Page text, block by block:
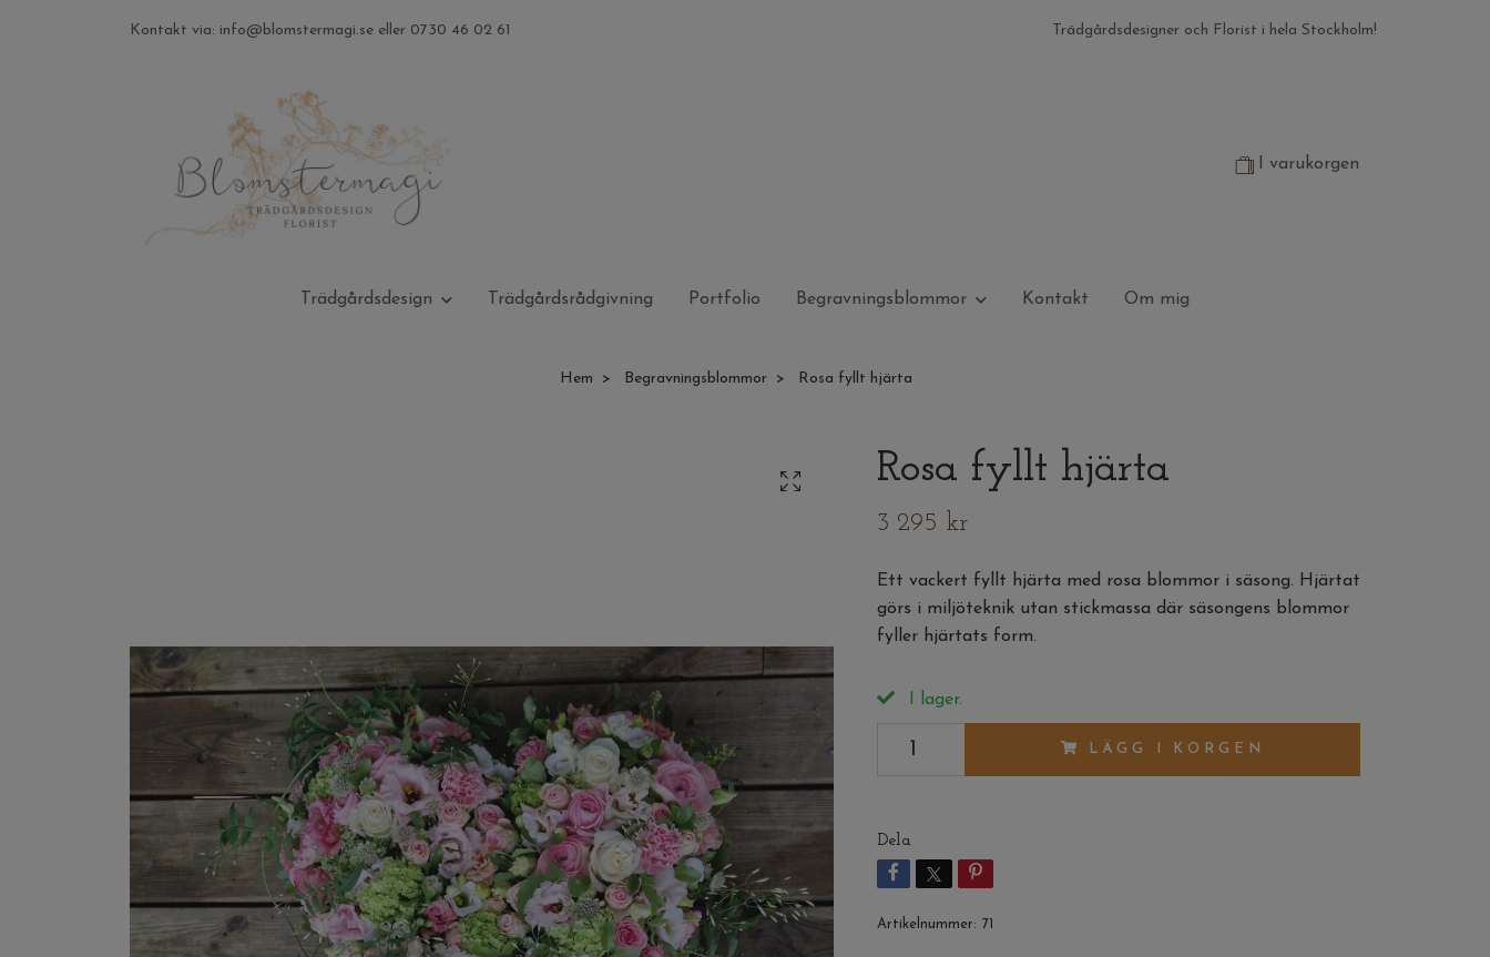
Kontakt via: info@blomstermagi.se eller 0730 46 02 61 Trädgårdsdesigner och Florist i hela Stockholm!
I varukorgen
Trädgårdsdesign Trädgårdsrådgivning Portfolio Begravningsblommor Kontakt Om mig
Hem Begravningsblommor Rosa fyllt hjärta
Rosa fyllt hjärta
3 295 kr
Ett vackert fyllt hjärta med rosa blommor i säsong. Hjärtat
görs i miljöteknik utan stickmassa där säsongens blommor
fyller hjärtats form.
I lager.
LÄGG I KORGEN
Dela
Artikelnummer: 71